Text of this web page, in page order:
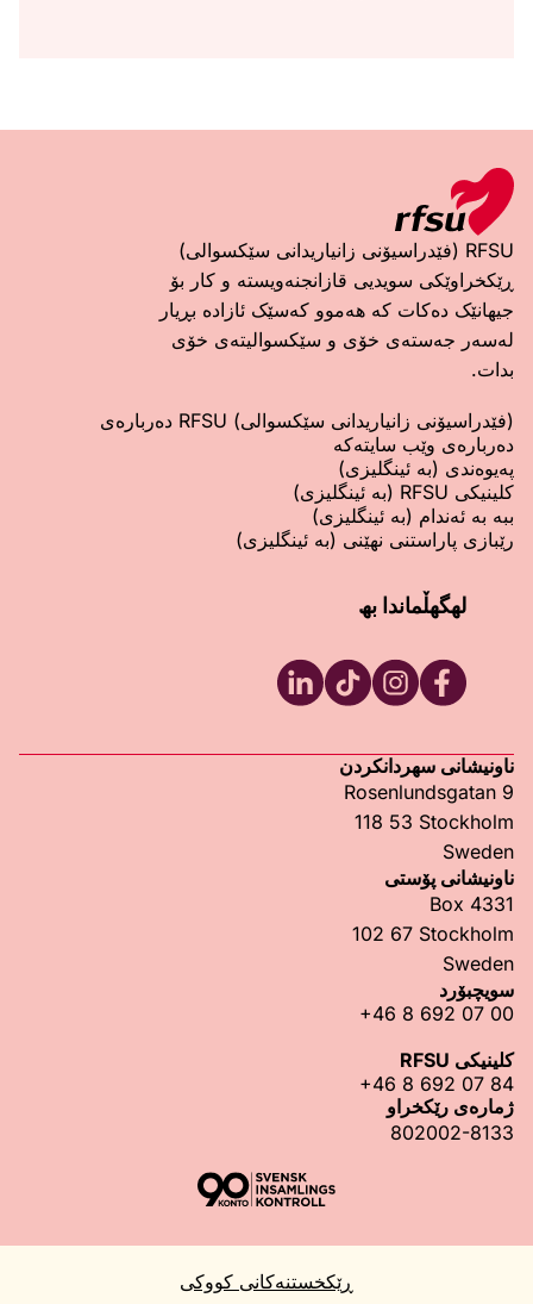
RFSU (فێدراسیۆنی زانیاریدانی سێکسوالی)
ڕێکخراوێکی سویدیی قازانجنەویستە و کار بۆ
جیهانێک دەکات کە هەموو کەسێک ئازادە بڕیار
لەسەر جەستەی خۆی و سێکسوالیتەی خۆی
بدات.
(فێدراسیۆنی زانیاریدانی سێکسوالی) RFSU دەربارەی
دەربارەی وێب سایتەکە
پەیوەندی (بە ئینگلیزی)
کلینیکی RFSU (بە ئینگلیزی)
ببە بە ئەندام (بە ئینگلیزی)
رێبازی پاراستنی نهێنی (بە ئینگلیزی)
لھگھڵماندا بھ
ناونیشانی سھردانکردن
Rosenlundsgatan 9
118 53 Stockholm
Sweden
ناونیشانی پۆستی
Box 4331
102 67 Stockholm
Sweden
سویچبۆرد
+46 8 692 07 00
کلینیکی RFSU
+46 8 692 07 84
ژمارەی رێکخراو
802002-8133
ڕێکخستنەکانی کووکی